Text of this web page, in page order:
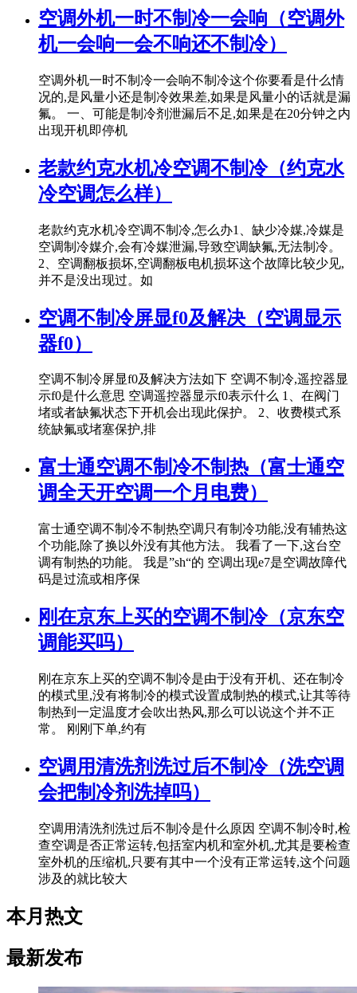
空调外机一时不制冷一会响（空调外
机一会响一会不响还不制冷）
空调外机一时不制冷一会响不制冷这个你要看是什么情
况的,是风量小还是制冷效果差,如果是风量小的话就是漏
氟。 一、可能是制冷剂泄漏后不足,如果是在20分钟之内
出现开机即停机
老款约克水机冷空调不制冷（约克水
冷空调怎么样）
老款约克水机冷空调不制冷,怎么办1、缺少冷媒,冷媒是
空调制冷媒介,会有冷媒泄漏,导致空调缺氟,无法制冷。
2、空调翻板损坏,空调翻板电机损坏这个故障比较少见,
并不是没出现过。如
空调不制冷屏显f0及解决（空调显示
器f0）
空调不制冷屏显f0及解决方法如下 空调不制冷,遥控器显
示f0是什么意思 空调遥控器显示f0表示什么 1、在阀门
堵或者缺氟状态下开机会出现此保护。 2、收费模式系
统缺氟或堵塞保护,排
富士通空调不制冷不制热（富士通空
调全天开空调一个月电费）
富士通空调不制冷不制热空调只有制冷功能,没有辅热这
个功能,除了换以外没有其他方法。 我看了一下,这台空
调有制热的功能。 我是”sh“的 空调出现e7是空调故障代
码是过流或相序保
刚在京东上买的空调不制冷（京东空
调能买吗）
刚在京东上买的空调不制冷是由于没有开机、还在制冷
的模式里,没有将制冷的模式设置成制热的模式,让其等待
制热到一定温度才会吹出热风,那么可以说这个并不正
常。 刚刚下单,约有
空调用清洗剂洗过后不制冷（洗空调
会把制冷剂洗掉吗）
空调用清洗剂洗过后不制冷是什么原因 空调不制冷时,检
查空调是否正常运转,包括室内机和室外机,尤其是要检查
室外机的压缩机,只要有其中一个没有正常运转,这个问题
涉及的就比较大
本月热文
最新发布